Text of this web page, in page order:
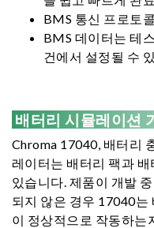
BMS 통신 프로토
BMS 데이터는 테
건에서 설정될 수
배터리 시뮬레이션
Chroma 17040, 배터리
레이터는 배터리 팩과
있습니다. 제품이 개발
되지 않은 경우 17040는
이 정상적으로 작동하는